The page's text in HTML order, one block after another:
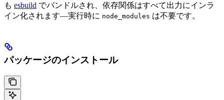
も esbuild でバンドルされ、依存関係はすべて出力にインラ
イン化されます—実行時に node_modules は不要です。
パッケージのインストール